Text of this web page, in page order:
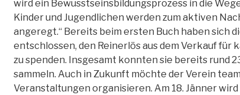
wird ein Bewusstseinsbildungsprozess in die
Kinder und Jugendlichen werden zum aktiven
angeregt.“ Bereits beim ersten Buch haben sich
entschlossen, den Reinerlös aus dem Verkauf für
zu spenden. Insgesamt konnten sie bereits rund
sammeln. Auch in Zukunft möchte der Verein
Veranstaltungen organisieren. Am 18. Jänner